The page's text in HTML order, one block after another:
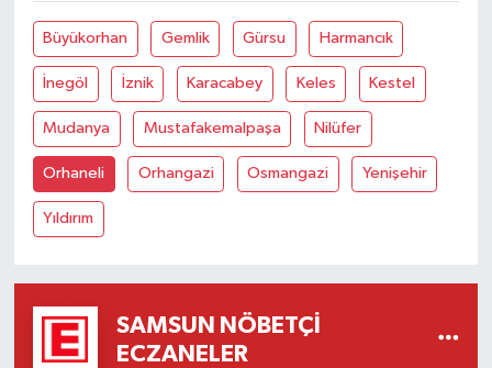
Büyükorhan Gemlik Gürsu Harmancık
İnegöl İznik Karacabey Keles Kestel
Mudanya Mustafakemalpaşa Nilüfer
Orhaneli Orhangazi Osmangazi Yenişehir
Yıldırım
SAMSUN NÖBETÇI
ECZANELER